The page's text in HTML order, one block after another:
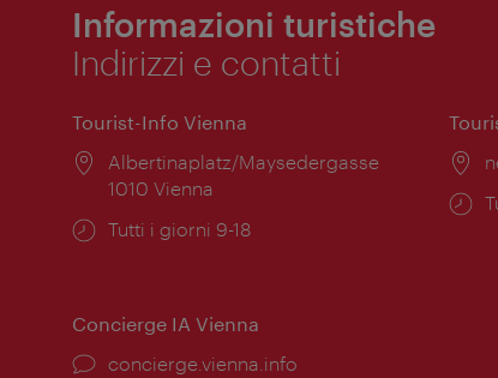
Informazioni turistiche
Indirizzi e contatti
Tourist-Info Vienna
Posizione:
Albertinaplatz/Maysedergasse
1010 Vienna
Orari
Tutti i giorni 9-18
Concierge IA Vienna
Ort:
concierge.vienna.info